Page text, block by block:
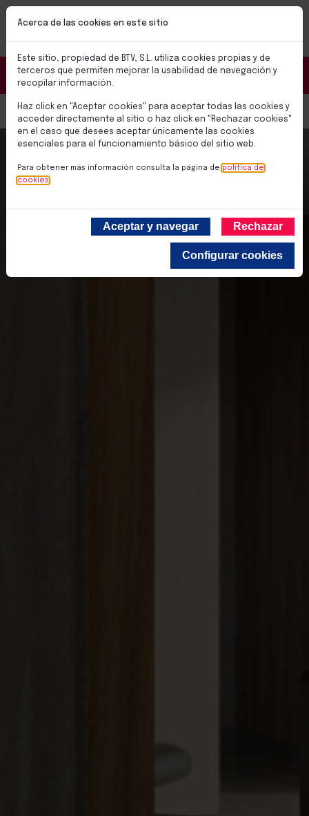
Pasar al contenido principal
NUEVAS CERRADURAS BTV SMART
✨Soluciones para el día a día✨
Conoce las nuevas cerraduras BTV SMART
Portal Distribuidores
0,00 € Select
Acerca de las cookies en este sitio
Este sitio, propiedad de BTV, S.L. utiliza cookies propias y de
terceros que permiten mejorar la usabilidad de navegación y
recopilar información.
Haz click en "Aceptar cookies" para aceptar todas las cookies y
acceder directamente al sitio o haz click en "Rechazar cookies"
en el caso que desees aceptar únicamente las cookies
esenciales para el funcionamiento básico del sitio web.
Para obtener más información consulta la página de política de
cookies
Aceptar y navegar Rechazar
Configurar cookies